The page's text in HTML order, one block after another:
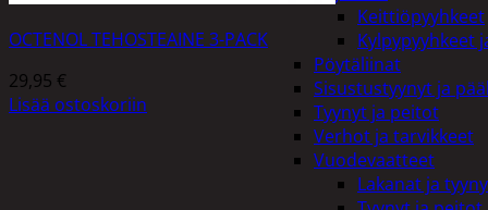
Keittiöpyyhkeet
Kylpypyyhkeet
Pöytäliinat
Sisustustyynyt ja
Tyynyt ja peitot
Verhot ja tarvikkeet
Vuodevaatteet
Lakanat ja
OCTENOL TEHOSTEAINE 3-PACK
29,95 €
Lisää ostoskoriin